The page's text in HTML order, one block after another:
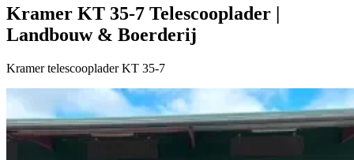
Kramer KT 35-7 Telescooplader |
Landbouw & Boerderij
Kramer telescooplader KT 35-7